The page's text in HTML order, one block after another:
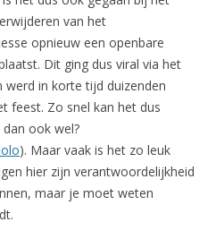
van het
opnieuw een openbare
Dit ging dus viral via het
werd in korte tijd duizenden
feest. Zo snel kan het dus
ook wel?
). Maar vaak is het zo leuk
hier zijn verantwoordelijkheid
maar je moet weten